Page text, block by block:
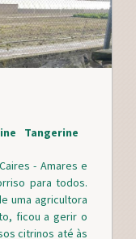
Tangerine
- Amares e
para todos.
uma agricultora
ficou a gerir o
citrinos até às